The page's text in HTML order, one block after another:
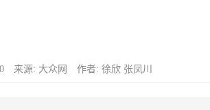
来源: 大众网 作者: 徐欣 张凤川